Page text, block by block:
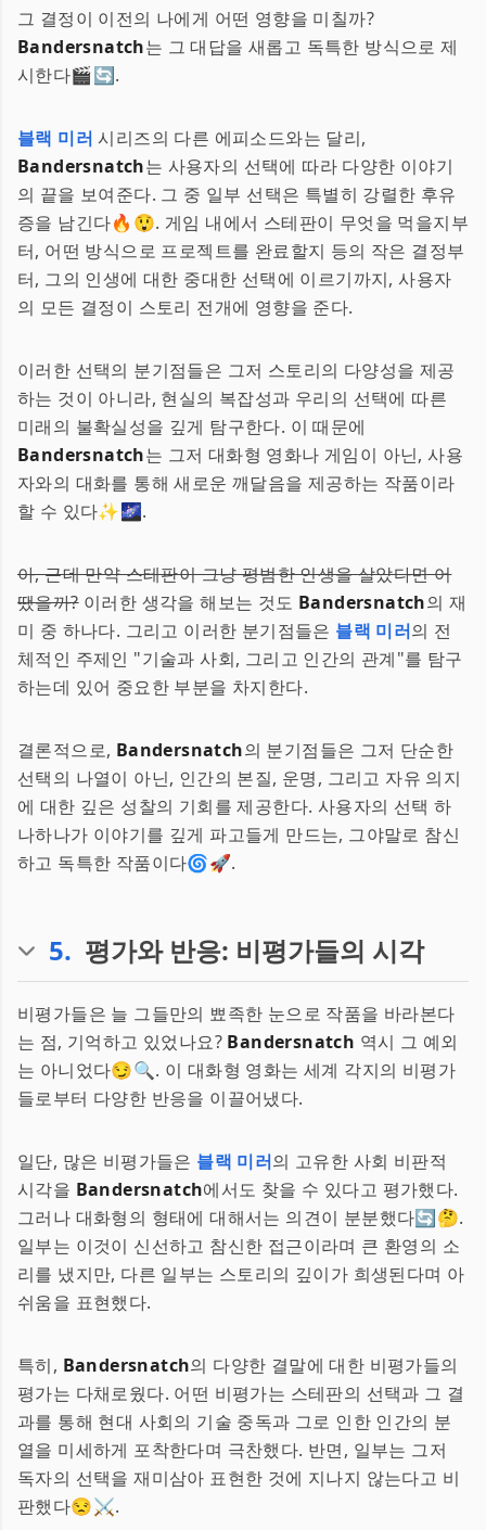
그 결정이 이전의 나에게 어떤 영향을 미칠까?
Bandersnatch는 그 대답을 새롭고 독특한 방식으로 제
시한다🎬🔄.
블랙 미러 시리즈의 다른 에피소드와는 달리,
Bandersnatch는 사용자의 선택에 따라 다양한 이야기
의 끝을 보여준다. 그 중 일부 선택은 특별히 강렬한 후유
증을 남긴다🔥😲. 게임 내에서 스테판이 무엇을 먹을지부
터, 어떤 방식으로 프로젝트를 완료할지 등의 작은 결정부
터, 그의 인생에 대한 중대한 선택에 이르기까지, 사용자
의 모든 결정이 스토리 전개에 영향을 준다.
이러한 선택의 분기점들은 그저 스토리의 다양성을 제공
하는 것이 아니라, 현실의 복잡성과 우리의 선택에 따른
미래의 불확실성을 깊게 탐구한다. 이 때문에
Bandersnatch는 그저 대화형 영화나 게임이 아닌, 사용
자와의 대화를 통해 새로운 깨달음을 제공하는 작품이라
할 수 있다✨🌌.
아, 근데 만약 스테판이 그냥 평범한 인생을 살았다면 어
땠을까?이러한 생각을 해보는 것도 Bandersnatch의 재
미 중 하나다. 그리고 이러한 분기점들은 블랙 미러의 전
체적인 주제인 "기술과 사회, 그리고 인간의 관계"를 탐구
하는데 있어 중요한 부분을 차지한다.
결론적으로, Bandersnatch의 분기점들은 그저 단순한
선택의 나열이 아닌, 인간의 본질, 운명, 그리고 자유 의지
에 대한 깊은 성찰의 기회를 제공한다. 사용자의 선택 하
나하나가 이야기를 깊게 파고들게 만드는, 그야말로 참신
하고 독특한 작품이다🌀🚀.
5. 평가와 반응: 비평가들의 시각
비평가들은 늘 그들만의 뾰족한 눈으로 작품을 바라본다
는 점, 기억하고 있었나요? Bandersnatch 역시 그 예외
는 아니었다😏🔍. 이 대화형 영화는 세계 각지의 비평가
들로부터 다양한 반응을 이끌어냈다.
일단, 많은 비평가들은 블랙 미러의 고유한 사회 비판적
시각을 Bandersnatch에서도 찾을 수 있다고 평가했다.
그러나 대화형의 형태에 대해서는 의견이 분분했다🔄🤔.
일부는 이것이 신선하고 참신한 접근이라며 큰 환영의 소
리를 냈지만, 다른 일부는 스토리의 깊이가 희생된다며 아
쉬움을 표현했다.
특히, Bandersnatch의 다양한 결말에 대한 비평가들의
평가는 다채로웠다. 어떤 비평가는 스테판의 선택과 그 결
과를 통해 현대 사회의 기술 중독과 그로 인한 인간의 분
열을 미세하게 포착한다며 극찬했다. 반면, 일부는 그저
독자의 선택을 재미삼아 표현한 것에 지나지 않는다고 비
판했다😒⚔️.